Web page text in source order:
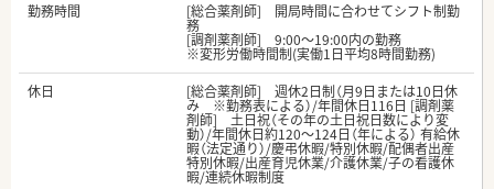
勤務時間
[総合薬剤師] 開局時間に合わせてシフト制勤
務
[調剤薬剤師] 9:00～19:00内の勤務
※変形労働時間制(実働1日平均8時間勤務)
休日
[総合薬剤師] 週休2日制（月9日または10日休
み ※勤務表による）/年間休日116日 [調剤薬
剤師] 土日祝（その年の土日祝日数により変
動）/年間休日約120～124日（年による） 有給休
暇（法定通り）/慶弔休暇/特別休暇/配偶者出産
特別休暇/出産育児休業/介護休業/子の看護休
暇/連続休暇制度